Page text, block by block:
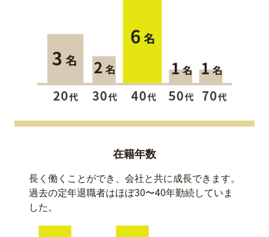
在籍年数
長く働くことができ、会社と共に成長できます。
過去の定年退職者はほぼ30〜40年勤続していま
した。